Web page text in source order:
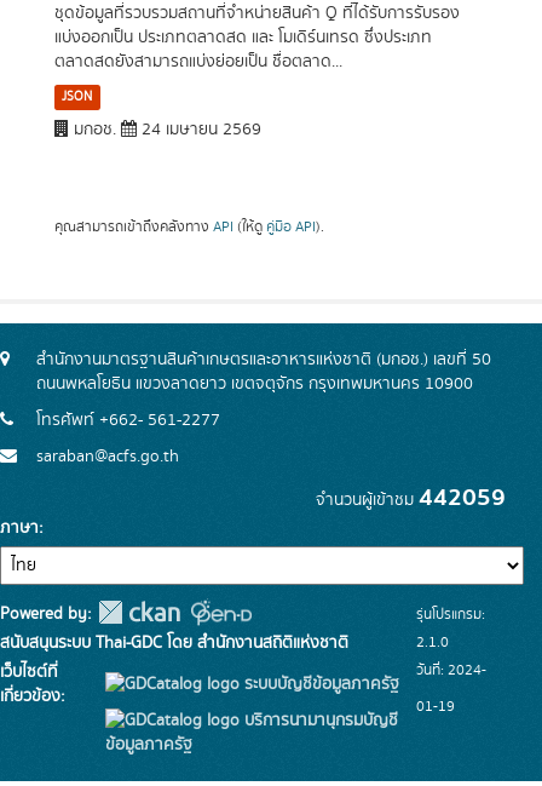
ชุดข้อมูลที่รวบรวมสถานที่จำหน่ายสินค้า Q ที่ได้รับการรับรอง
แบ่งออกเป็น ประเภทตลาดสด และ โมเดิร์นเทรด ซึ่งประเภท
ตลาดสดยังสามารถแบ่งย่อยเป็น ชื่อตลาด...
JSON
มกอช. 24 เมษายน 2569
คุณสามารถเข้าถึงคลังทาง API (ให้ดู คู่มือ API).
สำนักงานมาตรฐานสินค้าเกษตรและอาหารแห่งชาติ (มกอช.) เลขที่ 50
ถนนพหลโยธิน แขวงลาดยาว เขตจตุจักร กรุงเทพมหานคร 10900
โทรศัพท์ +662- 561-2277
saraban@acfs.go.th
จำนวนผู้เข้าชม 442059
ภาษา
Powered by:
สนับสนุนระบบ Thai-GDC โดย สำนักงานสถิติแห่งชาติ
เว็บไซต์ที่
เกี่ยวข้อง:
ระบบบัญชีข้อมูลภาครัฐ
บริการนามานุกรมบัญชี
ข้อมูลภาครัฐ
รุ่นโปรแกรม:
2.1.0
วันที่: 2024-
01-19